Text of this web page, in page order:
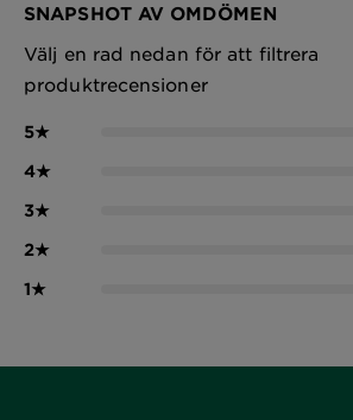
SNAPSHOT AV OMDÖMEN
Välj en rad nedan för att filtrera
produktrecensioner
5★
4★
3★
2★
1★